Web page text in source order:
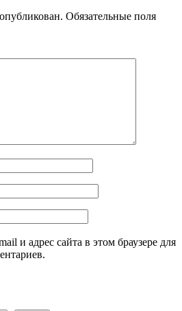
Обязательные поля
и адрес сайта в этом браузере для